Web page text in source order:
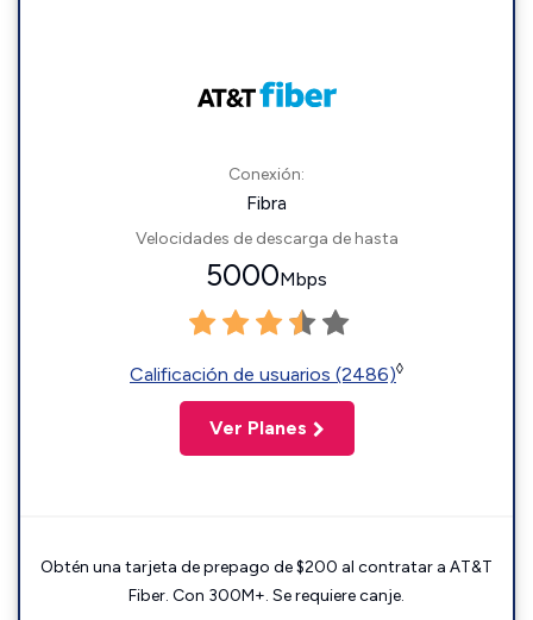
Conexión:
Fibra
Velocidades de descarga de hasta
5000Mbps
Calificación de usuarios (2486)◊
Ver Planes
Obtén una tarjeta de prepago de $200 al contratar a AT&T
Fiber. Con 300M+. Se requiere canje.